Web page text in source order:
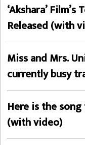
‘Akshara’
Released (with
Miss and Mrs.
currently busy
Here is the song
(with video)